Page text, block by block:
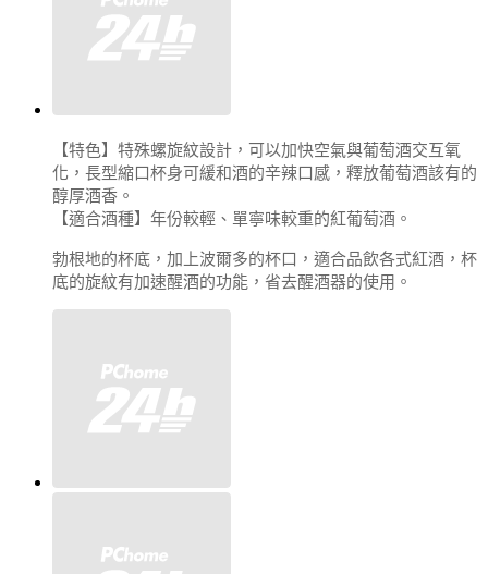
【特色】特殊螺旋紋設計，可以加快空氣與葡萄酒交互氧
化，長型縮口杯身可緩和酒的辛辣口感，釋放葡萄酒該有的
醇厚酒香。
【適合酒種】年份較輕、單寧味較重的紅葡萄酒。
勃根地的杯底，加上波爾多的杯口，適合品飲各式紅酒，杯
底的旋紋有加速醒酒的功能，省去醒酒器的使用。